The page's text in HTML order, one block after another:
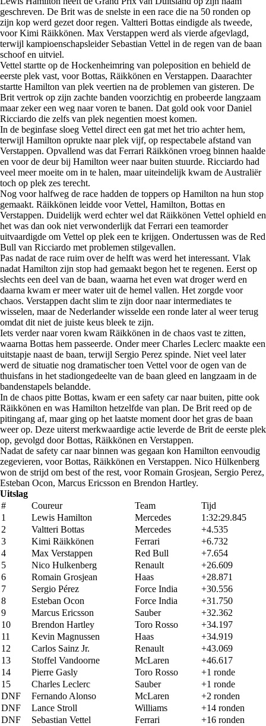
geschreven. De Brit was de snelste in een race die na 50 ronden op
zijn kop werd gezet door regen. Valtteri Bottas eindigde als tweede,
voor Kimi Räikkönen. Max Verstappen werd als vierde afgevlagd,
terwijl kampioenschapsleider Sebastian Vettel in de regen van de baan
schoof en uitviel.
Vettel startte op de Hockenheimring van poleposition en behield de
eerste plek vast, voor Bottas, Räikkönen en Verstappen. Daarachter
startte Hamilton van plek veertien na de problemen van gisteren. De
Brit vertrok op zijn zachte banden voorzichtig en probeerde langzaam
maar zeker een weg naar voren te banen. Dat gold ook voor Daniel
Ricciardo die zelfs van plek negentien moest komen.
In de beginfase sloeg Vettel direct een gat met het trio achter hem,
terwijl Hamilton oprukte naar plek vijf, op respectabele afstand van
Verstappen. Opvallend was dat Ferrari Räikkönen vroeg binnen haalde
en voor de deur bij Hamilton weer naar buiten stuurde. Ricciardo had
veel meer moeite om in te halen, maar uiteindelijk kwam de Australiër
toch op plek zes terecht.
Nog voor halfweg de race hadden de toppers op Hamilton na hun stop
gemaakt. Räikkönen leidde voor Vettel, Hamilton, Bottas en
Verstappen. Duidelijk werd echter wel dat Räikkönen Vettel ophield en
het was dan ook niet verwonderlijk dat Ferrari een teamorder
uitvaardigde om Vettel op plek een te krijgen. Ondertussen was de Red
Bull van Ricciardo met problemen stilgevallen.
Pas nadat de race ruim over de helft was werd het interessant. Vlak
nadat Hamilton zijn stop had gemaakt begon het te regenen. Eerst op
slechts een deel van de baan, waarna het even wat droger werd en
daarna kwam er meer water uit de hemel vallen. Het zorgde voor
chaos. Verstappen dacht slim te zijn door naar intermediates te
wisselen, maar de Nederlander wisselde een ronde later al weer terug
omdat dit niet de juiste keus bleek te zijn.
Iets verder naar voren kwam Räikkönen in de chaos vast te zitten,
waarna Bottas hem passeerde. Onder meer Charles Leclerc maakte een
uitstapje naast de baan, terwijl Sergio Perez spinde. Niet veel later
werd de situatie nog dramatischer toen Vettel voor de ogen van de
thuisfans in het stadiongedeelte van de baan gleed en langzaam in de
bandenstapels belandde.
In de chaos pitte Bottas, kwam er een safety car naar buiten, pitte ook
Räikkönen en was Hamilton hetzelfde van plan. De Brit reed op de
pitingang af, maar ging op het laatste moment door het gras de baan
weer op. Deze uiterst merkwaardige actie leverde de Brit de eerste plek
op, gevolgd door Bottas, Räikkönen en Verstappen.
Nadat de safety car naar binnen was gegaan kon Hamilton eenvoudig
zegevieren, voor Bottas, Räikkönen en Verstappen. Nico Hülkenberg
won de strijd om best of the rest, voor Romain Grosjean, Sergio Perez,
Esteban Ocon, Marcus Ericsson en Brendon Hartley.
Uitslag
#
Coureur Team
Tijd
1
Lewis Hamilton Mercedes
1:32:29.845
2
Valtteri Bottas Mercedes
+4.535
3
Kimi Räikkönen Ferrari
+6.732
4
Max Verstappen Red Bull
+7.654
5
Nico Hulkenberg Renault
+26.609
6
Romain Grosjean Haas
+28.871
7
Sergio Pérez Force India
+30.556
8
Esteban Ocon Force India
+31.750
9
Marcus Ericsson Sauber
+32.362
10
Brendon Hartley Toro Rosso
+34.197
11
Kevin Magnussen Haas
+34.919
12
Carlos Sainz Jr. Renault
+43.069
13
Stoffel Vandoorne McLaren
+46.617
14
Pierre Gasly Toro Rosso
+1 ronde
15
Charles Leclerc Sauber
+1 ronde
DNF
Fernando Alonso McLaren
+2 ronden
DNF
Lance Stroll Williams
+14 ronden
DNF
Sebastian Vettel Ferrari
+16 ronden